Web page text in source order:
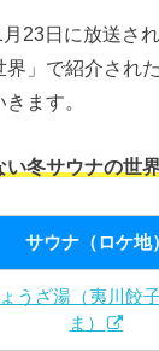
23日に放送さ
界」で紹介され
ます。
冬サウナの世
サウナ（ロケ地
うざ湯（夷川餃
ま）